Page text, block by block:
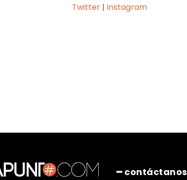
Twitter | Instagram
━ contáctanos